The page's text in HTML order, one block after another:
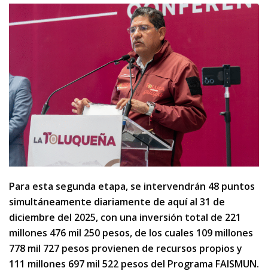
Para esta segunda etapa, se intervendrán 48 puntos
simultáneamente diariamente de aquí al 31 de
diciembre del 2025, con una inversión total de 221
millones 476 mil 250 pesos, de los cuales 109 millones
778 mil 727 pesos provienen de recursos propios y
111 millones 697 mil 522 pesos del Programa FAISMUN.